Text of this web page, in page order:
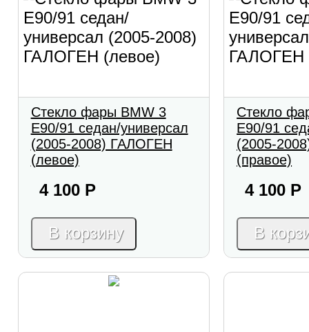
Стекло фары BMW 3
E90/91 седан/универсал
(2005-2008) ГАЛОГЕН
(левое)
4 100 Р
В корзину
Стекло
E90/91
(2005-
(правое)
4 100 Р
В